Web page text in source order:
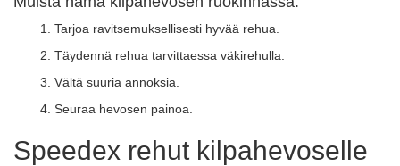
1. Tarjoa ravitsemuksellisesti hyvää rehua.
2. Täydennä rehua tarvittaessa väkirehulla.
3. Vältä suuria annoksia.
4. Seuraa hevosen painoa.
Speedex rehut kilpahevoselle